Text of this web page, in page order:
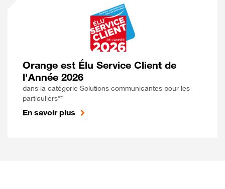
Orange est Élu Service Client de
l'Année 2026
dans la catégorie Solutions communicantes pour les
particuliers**
En savoir plus